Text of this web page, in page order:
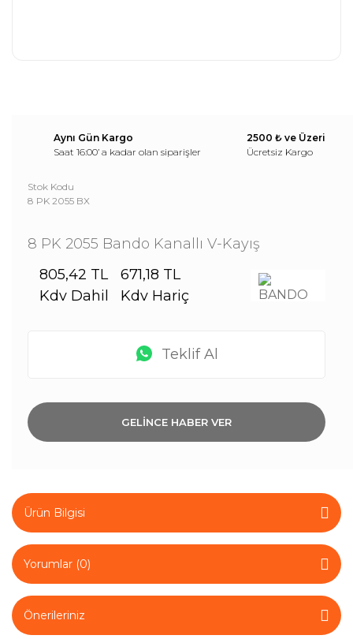
Aynı Gün Kargo
Saat 16:00’ a kadar olan siparişler
2500 ₺ ve Üzeri
Ücretsiz Kargo
Stok Kodu
8 PK 2055 BX
8 PK 2055 Bando Kanallı V-Kayış
805,42 TL
Kdv Dahil
671,18 TL
Kdv Hariç
Teklif Al
GELİNCE HABER VER
Ürün Bilgisi
Yorumlar (0)
Önerileriniz